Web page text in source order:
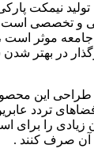
تولید نیمکت
و تخصصی است
موثر است ،
در بهتر
طراحی این
تردد
را برای
آن صرف کنند .